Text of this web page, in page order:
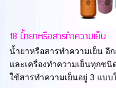
18 น้ำยาหรือสารทำความเย็น
น้ำยาหรือสารทำความเย็น อี
และเครื่องทำความเย็นทุกช
ใช้สารทำความเย็นอยู่ 3 แบบ